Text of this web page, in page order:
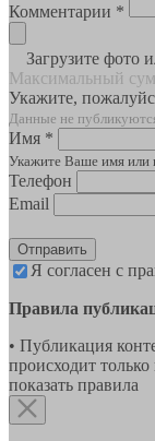
Комментарии *
Загрузите фото
Максимальный
Укажите,
Данные не
Имя *
Укажите Ваше имя или
Телефон
Email
Отправить
Я согласен с
Правила
• Публикация
происходит
показать правила